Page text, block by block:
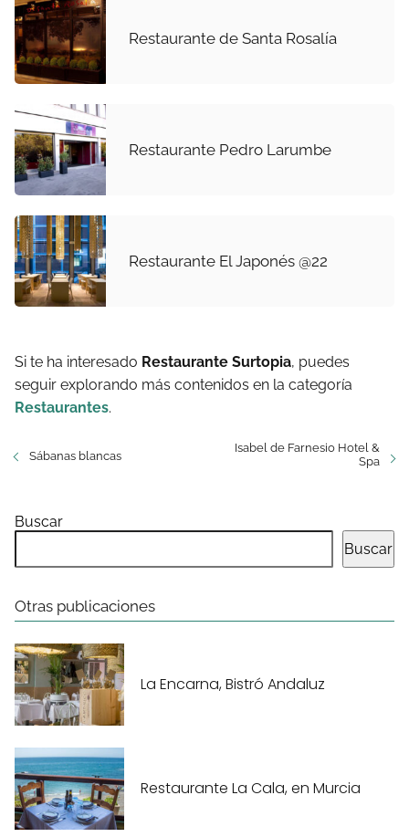
Restaurante de Santa Rosalía
Restaurante Pedro Larumbe
Restaurante El Japonés @22
Si te ha interesado Restaurante Surtopia, puedes
seguir explorando más contenidos en la categoría
Restaurantes.
Sábanas blancas
Isabel de Farnesio Hotel &
Spa
Buscar
Buscar
Otras publicaciones
La Encarna, Bistró Andaluz
Restaurante La Cala, en Murcia